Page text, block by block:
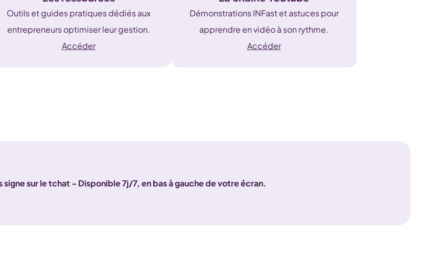
Outils et guides pratiques dédiés aux
entrepreneurs optimiser leur gestion.
Accéder
Démonstrations INFast et astuces pour
apprendre en vidéo à son rythme.
Accéder
signe sur le tchat – Disponible 7j/7, en bas à gauche de votre écran.